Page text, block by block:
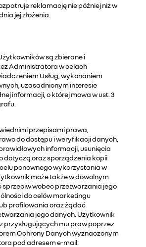
reklamację nie później niż w
jej złożenia.
są zbierane i
Administratora w celach
Usług, wykonaniem
uzasadnionym interesie
informacji, o której mowa w ust. 3
przepisami prawa,
do dostępu i weryfikacji danych,
informacji, usunięcia
dotyczą oraz sporządzenia kopii
ponownego wykorzystania w
może także w dowolnym
sprzeciw wobec przetwarzania jego
do celów marketingu
profilowania oraz żądać
jego danych. Użytkownik
przysługujących mu praw poprzez
Ochrony Danych wyznaczonym
pod adresem e-mail: